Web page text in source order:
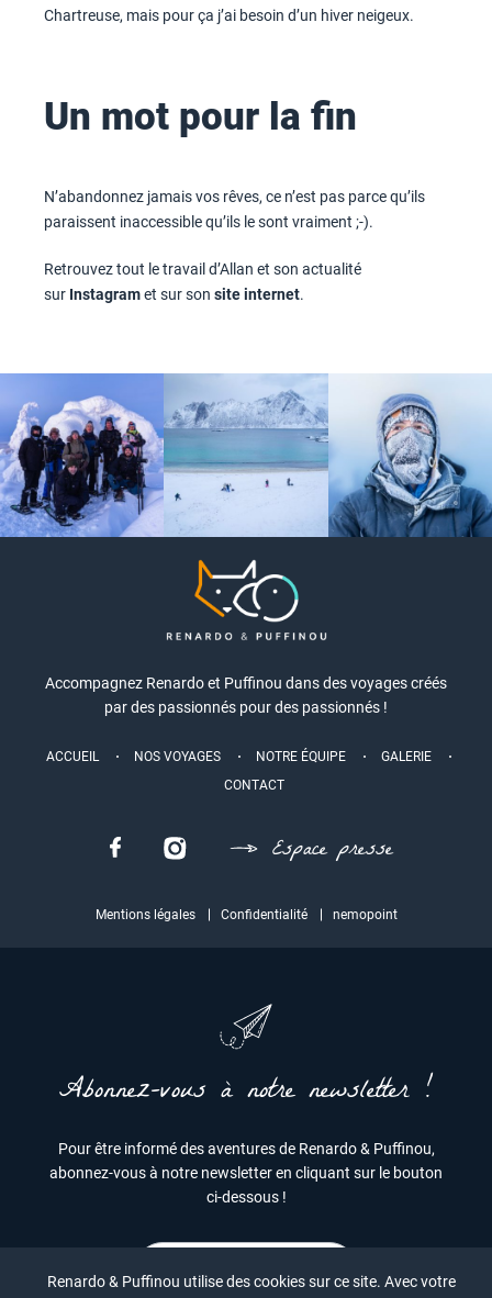
Chartreuse, mais pour ça j’ai besoin d’un hiver neigeux.
Un mot pour la fin
N’abandonnez jamais vos rêves, ce n’est pas parce qu’ils
paraissent inaccessible qu’ils le sont vraiment ;-).
Retrouvez tout le travail d’Allan et son actualité
sur Instagramet sur son site internet.
Accompagnez Renardo et Puffinou dans des voyages créés
par des passionnés pour des passionnés !
ACCUEIL NOS VOYAGES NOTRE ÉQUIPE
GALERIE
CONTACT
Espace presse
Mentions légales Confidentialité nemopoint
Abonnez-vous à notre newsletter !
Pour être informé des aventures de Renardo & Puffinou,
abonnez-vous à notre newsletter en cliquant sur le bouton
ci-dessous !
Renardo & Puffinou utilise des cookies sur ce site. Avec votre